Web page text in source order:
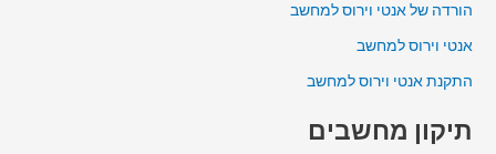
הורדה של אנטי וירוס למחשב
אנטי וירוס למחשב
התקנת אנטי וירוס למחשב
תיקון מחשבים